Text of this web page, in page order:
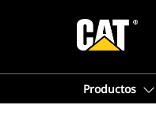
Productos